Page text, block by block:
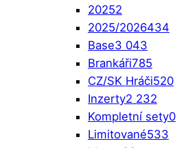
20252
2025/2026434
Base3 043
Brankáři785
CZ/SK Hráči520
Inzerty2 232
Kompletní sety0
Limitované533